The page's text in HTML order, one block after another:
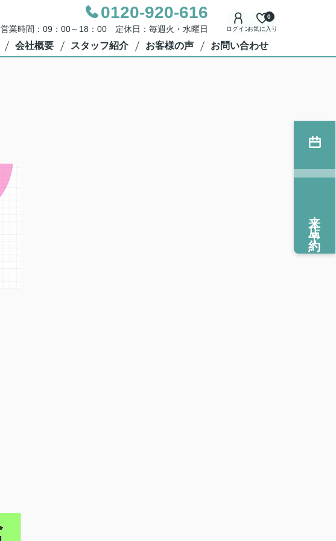
0120-920-616
営業時間：09：00～18：00 定休日：毎週火・水曜日 ログインお気に入り
0
会社概要 スタッフ紹介 お客様の声 お問い合わせ
来店予約